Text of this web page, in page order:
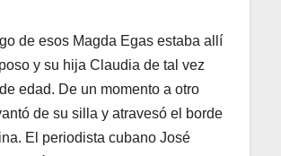
de esos Magda Egas estaba allí
y su hija Claudia de tal vez
edad. De un momento a otro
de su silla y atravesó el borde
El periodista cubano José